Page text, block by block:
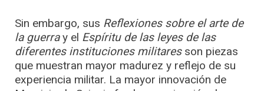
Sin embargo, sus Reflexiones sobre el arte de
la guerray el Espíritu de las leyes de las
diferentes instituciones militaresson piezas
que muestran mayor madurez y reflejo de su
experiencia militar. La mayor innovación de